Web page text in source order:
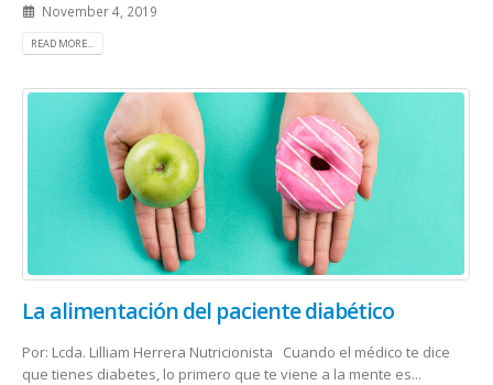
November 4, 2019
READ MORE...
La alimentación del paciente diabético
Por: Lcda. Lilliam Herrera Nutricionista Cuando el médico te dice
que tienes diabetes, lo primero que te viene a la mente es...